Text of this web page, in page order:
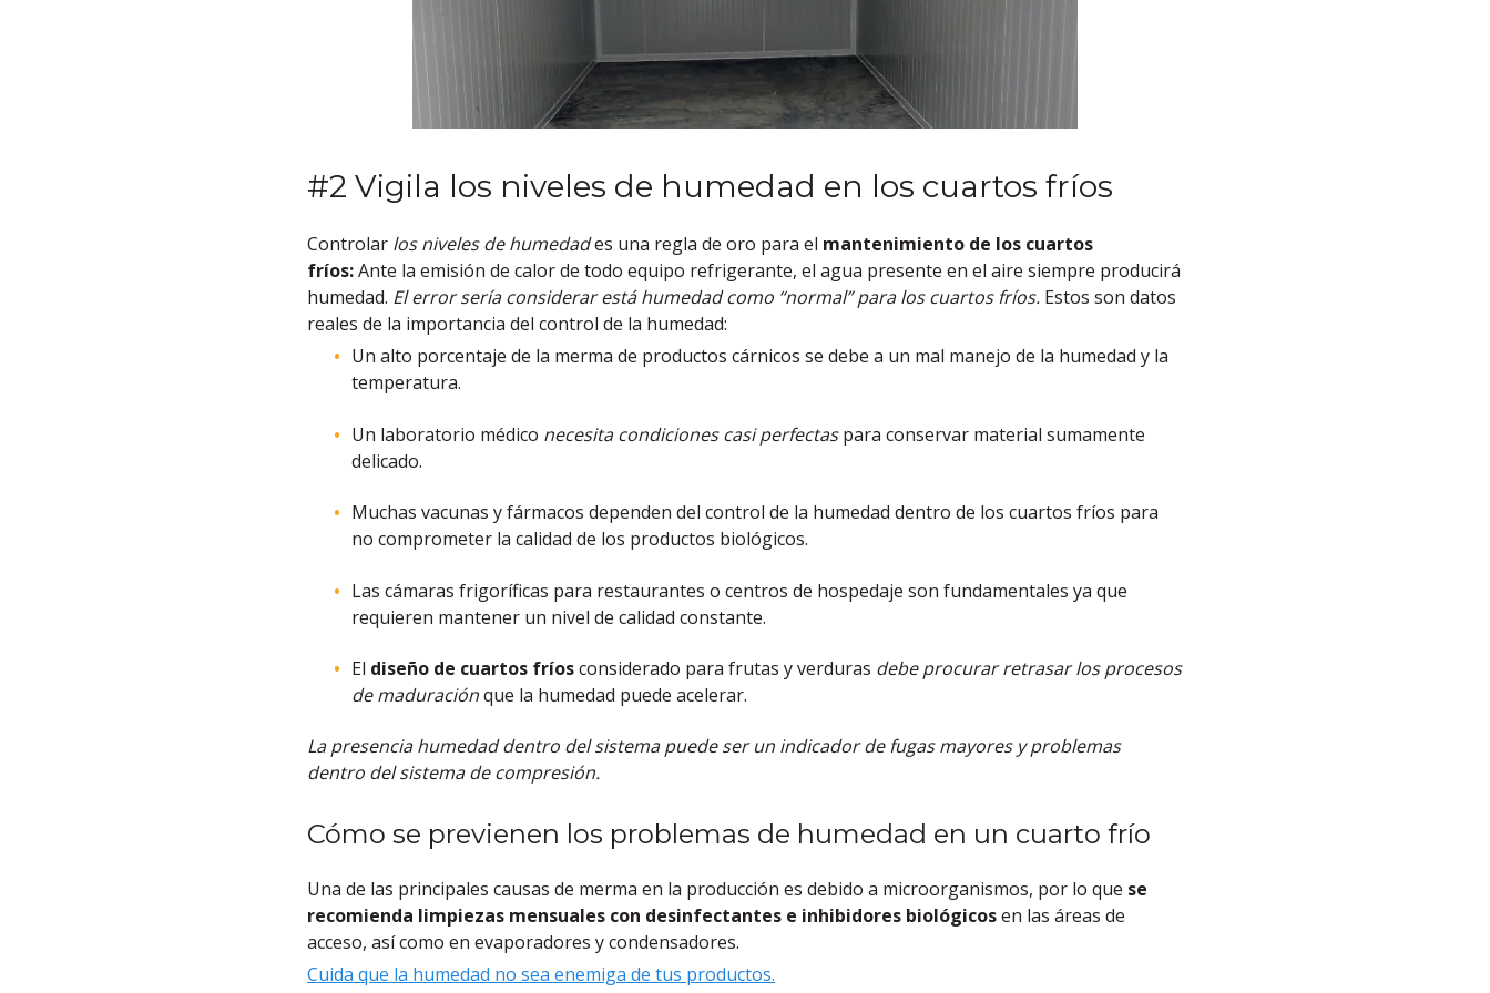
#2 Vigila los niveles de humedad en los cuartos fríos
Controlar los niveles de humedades una regla de oro para el mantenimiento de los cuartos
fríos:Ante la emisión de calor de todo equipo refrigerante, el agua presente en el aire siempre producirá
humedad. El error sería considerar está humedad como “normal” para los cuartos fríos. Estos son datos
reales de la importancia del control de la humedad:
Un alto porcentaje de la merma de productos cárnicos se debe a un mal manejo de la humedad y la
temperatura.
Un laboratorio médico necesita condiciones casi perfectaspara conservar material sumamente
delicado.
Muchas vacunas y fármacos dependen del control de la humedad dentro de los cuartos fríos para
no comprometer la calidad de los productos biológicos.
Las cámaras frigoríficas para restaurantes o centros de hospedaje son fundamentales ya que
requieren mantener un nivel de calidad constante.
El diseño de cuartos fríosconsiderado para frutas y verduras debe procurar retrasar los procesos
de maduraciónque la humedad puede acelerar.
La presencia humedad dentro del sistema puede ser un indicador de fugas mayores y problemas
dentro del sistema de compresión.
Cómo se previenen los problemas de humedad en un cuarto frío
Una de las principales causas de merma en la producción es debido a microorganismos, por lo que se
recomienda limpiezas mensuales con desinfectantes e inhibidores biológicosen las áreas de
acceso, así como en evaporadores y condensadores.
Cuida que la humedad no sea enemiga de tus productos.